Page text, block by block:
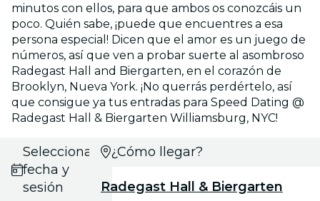
minutos con ellos, para que ambos os conozcáis un
poco. Quién sabe, ¡puede que encuentres a esa
persona especial! Dicen que el amor es un juego de
números, así que ven a probar suerte al asombroso
Radegast Hall and Biergarten, en el corazón de
Brooklyn, Nueva York. ¡No querrás perdértelo, así
que consigue ya tus entradas para Speed Dating @
Radegast Hall & Biergarten Williamsburg, NYC!
Selecciona
fecha y
sesión
¿Cómo llegar?
Radegast Hall & Biergarten